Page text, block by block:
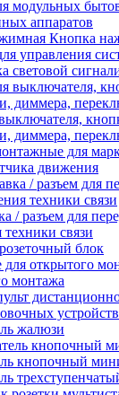
модульных
аппаратов
Кнопка
управления
световой
диммера,
для
движения
/ разъем для
связи
блок
монтажа
устройств
жалюзи
кнопочный